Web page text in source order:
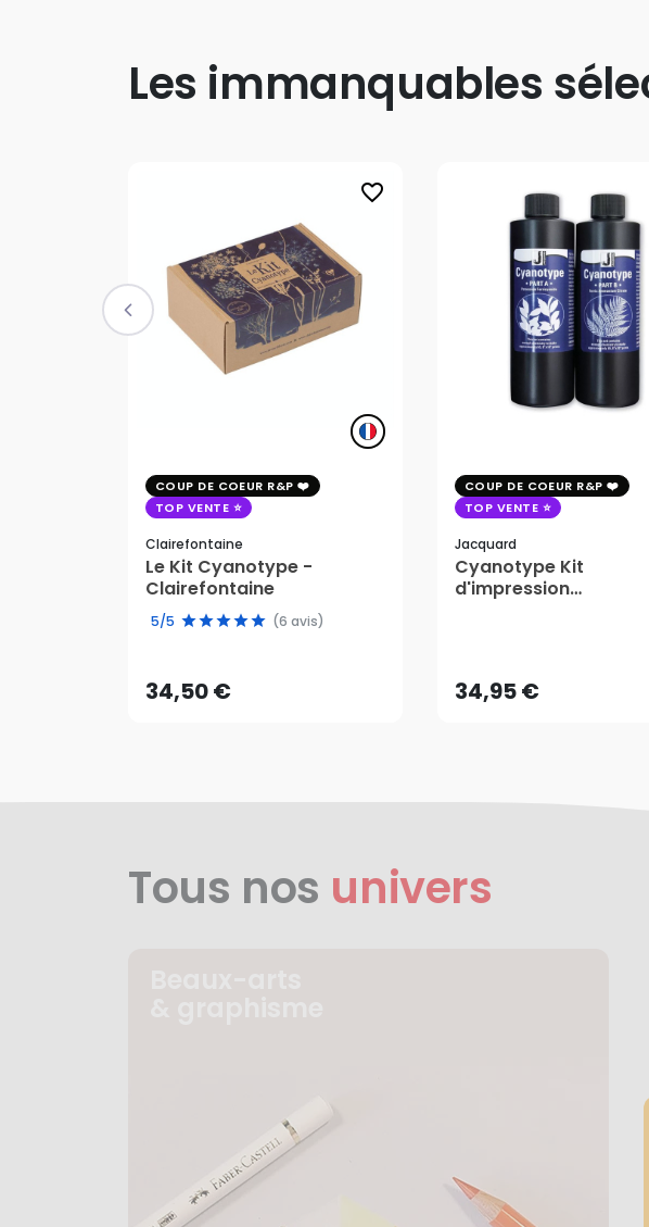
Les immanquables
favorite_border
COUP DE COEUR R&P
TOP VENTE
Clairefontaine
Le Kit Cyanotype -
Clairefontaine
5/5 (6 avis)
34,50 €
34,50 €
AJOUTER AU PANIER
COUP DE COEUR R&P
TOP VENTE
Jacquard
Cyanotype Kit
d'impression
34,95 €AJOUTER AU
Tous nos univers